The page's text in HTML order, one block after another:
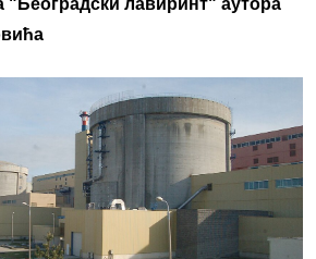
"Београдски лавиринт" аутора